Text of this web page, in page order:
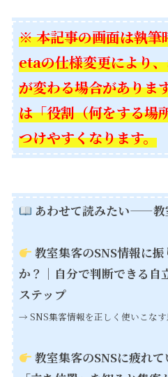
※ 本記事の画面は執筆
etaの仕様変更により
が変わる場合がありま
は「役割（何をする場
つけやすくなります。
あわせて読みたい——教
教室集客のSNS情報に
か？｜自分で判断できる自
ステップ
→ SNS集客情報を正しく使いこな
教室集客のSNSに疲れ